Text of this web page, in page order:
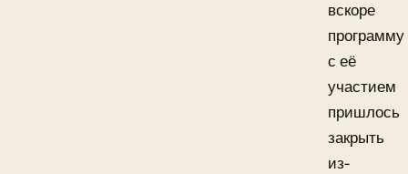
вскоре
программу
с её
участием
пришлось
закрыть
из-